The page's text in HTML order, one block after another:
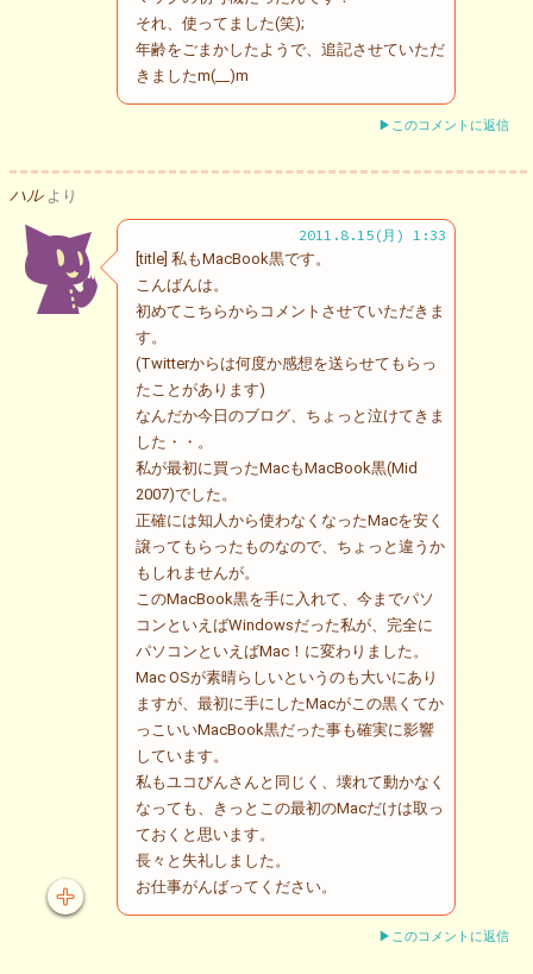
それ、使ってました(笑);
年齢をごまかしたようで、追記させていただ
きましたm(__)m
▶このコメントに返信
ハル より
2011.8.15(月) 1:33
[title] 私もMacBook黒です。
こんばんは。
初めてこちらからコメントさせていただきま
す。
(Twitterからは何度か感想を送らせてもらっ
たことがあります)
なんだか今日のブログ、ちょっと泣けてきま
した・・。
私が最初に買ったMacもMacBook黒(Mid
2007)でした。
正確には知人から使わなくなったMacを安く
譲ってもらったものなので、ちょっと違うか
もしれませんが。
このMacBook黒を手に入れて、今までパソ
コンといえばWindowsだった私が、完全に
パソコンといえばMac！に変わりました。
Mac OSが素晴らしいというのも大いにあり
ますが、最初に手にしたMacがこの黒くてか
っこいいMacBook黒だった事も確実に影響
しています。
私もユコびんさんと同じく、壊れて動かなく
なっても、きっとこの最初のMacだけは取っ
ておくと思います。
長々と失礼しました。
お仕事がんばってください。
▶このコメントに返信